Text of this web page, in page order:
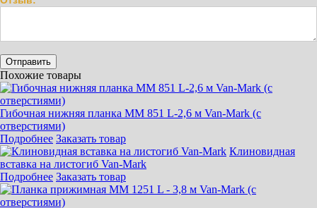
Похожие товары
Гибочная нижняя планка MM 851 L-2,6 м Van-Mark (с
отверстиями)
Подробнее Заказать товар
Клиновидная
вставка на листогиб Van-Mark
Подробнее Заказать товар